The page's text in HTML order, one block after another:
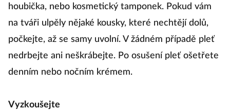
houbička, nebo kosmetický tamponek. Pokud vám
na tváři ulpěly nějaké kousky, které nechtějí dolů,
počkejte, až se samy uvolní. V žádném případě pleť
nedrbejte ani neškrábejte. Po osušení pleť ošetřete
denním nebo nočním krémem.
Vyzkoušejte